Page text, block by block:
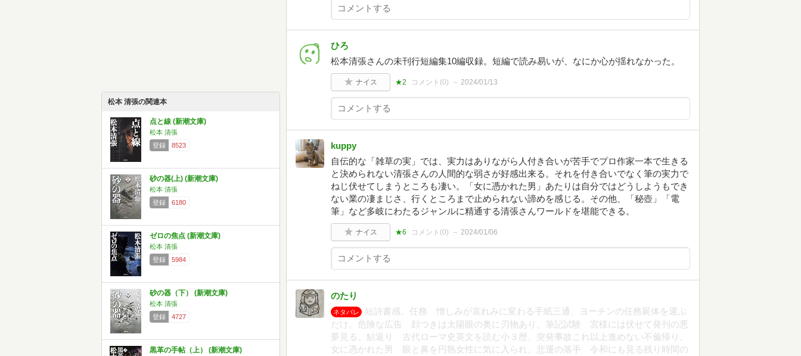
松本 清張の関連本
点と線 (新潮文庫)
松本 清張
登録
8523
砂の器(上) (新潮文庫)
松本 清張
登録
6180
ゼロの焦点 (新潮文庫)
松本 清張
登録
5984
砂の器（下） (新潮文庫)
松本 清張
登録
4727
黒革の手帖（上） (新潮文庫)
ひろ
松本清張さんの未刊行短編集10編収録。短編で読み易いが、なにか心が揺れなかった。
ナイス ★2 コメント(0) 2024/01/13
kuppy
自伝的な「雑草の実」では、実力はありながら人付き合いが苦手でプロ作家一本で生きる
と決められない清張さんの人間的な弱さが好感出来る。それを付き合いでなく筆の実力で
ねじ伏せてしまうところも凄い。「女に憑かれた男」あたりは自分ではどうしようもでき
ない業の凄まじさ、行くところまで止められない諦めを感じる。その他、「秘壺」「電
筆」など多岐にわたるジャンルに精通する清張さんワールドを堪能できる。
ナイス ★6 コメント(0) 2024/01/06
のたり
ネタバレ
短詩書感。任務 憎しみが哀れみに変わる手紙三通、ヨーチンの任務屍体を運ぶ
だけ。危険な広告 顔つきは太陽眼の奥に刃物あり、筆記試験 宮様には伏せて発刊の悪
夢見る。鮎返り 古代ローマ史英文を読む小３歴、突発事故これ以上進めない不倫帰り。
女に憑かれた男 眼と鼻を円熟女性に気に入られ。悲運の落手 令和にも見る残り時間の